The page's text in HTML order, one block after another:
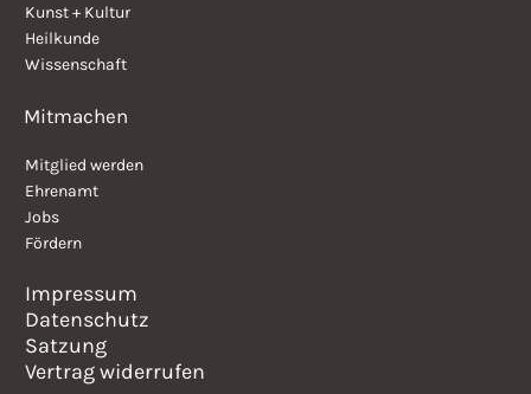
Kunst + Kultur
Heilkunde
Wissenschaft
Mitmachen
Mitglied werden
Ehrenamt
Jobs
Fördern
Impressum
Datenschutz
Satzung
Vertrag widerrufen